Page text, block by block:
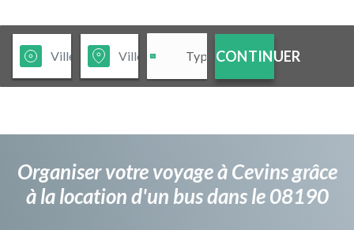
CONTINUER
Organiser votre voyage à Cevins grâce
à la location d'un bus dans le 08190